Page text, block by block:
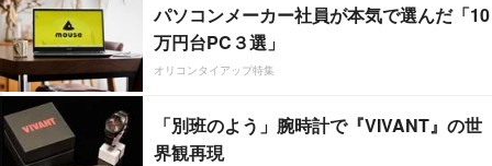
パソコンメーカー社員が本気で選んだ「10
万円台PC３選」
オリコンタイアップ特集
「別班のよう」腕時計で『VIVANT』の世
界観再現